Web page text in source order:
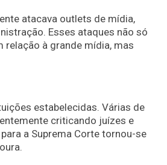
atacava outlets de mídia,
Esses ataques não só
relação à grande mídia, mas
estabelecidas. Várias de
criticando juízes e
a Suprema Corte tornou-se